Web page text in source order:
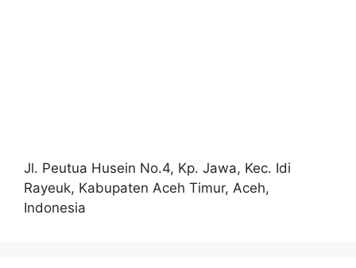
Jl. Peutua Husein No.4, Kp. Jawa, Kec. Idi
Rayeuk, Kabupaten Aceh Timur, Aceh,
Indonesia